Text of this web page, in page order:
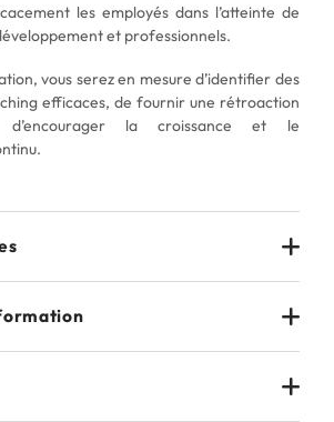
les employés dans l’atteinte de
et professionnels.
vous serez en mesure d’identifier des
efficaces, de fournir une rétroaction
d’encourager la croissance et le